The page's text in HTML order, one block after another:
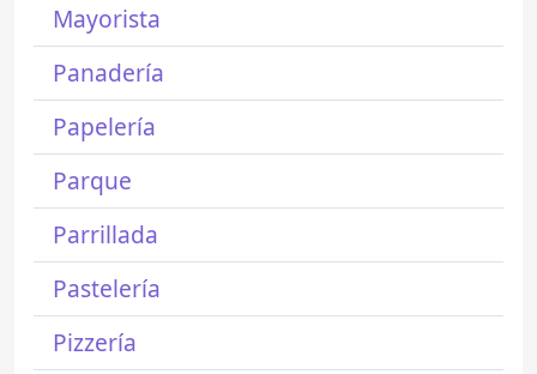
Mayorista
Panadería
Papelería
Parque
Parrillada
Pastelería
Pizzería